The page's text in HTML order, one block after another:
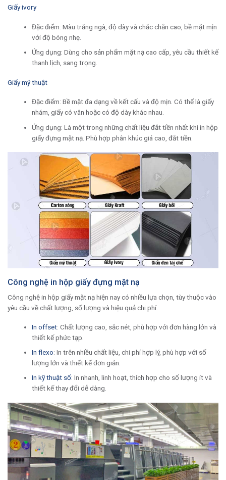
Giấy ivory
Đặc điểm: Màu trắng ngà, độ dày và chắc chắn cao, bề mặt mịn
với độ bóng nhẹ.
Ứng dụng: Dùng cho sản phẩm mặt nạ cao cấp, yêu cầu thiết kế
thanh lịch, sang trọng.
Giấy mỹ thuật
Đặc điểm: Bề mặt đa dạng về kết cấu và độ mịn. Có thể là giấy
nhám, giấy có vân hoặc có độ dày khác nhau.
Ứng dụng: Là một trong những chất liệu đắt tiền nhất khi in hộp
giấy đựng mặt nạ. Phù hợp phân khúc giá cao, đắt tiền.
Công nghệ in hộp giấy đựng mặt nạ
Công nghệ in hộp giấy mặt nạ hiện nay có nhiều lựa chọn, tùy thuộc vào
yêu cầu về chất lượng, số lượng và hiệu quả chi phí.
In offset: Chất lượng cao, sắc nét, phù hợp với đơn hàng lớn và
thiết kế phức tạp.
In flexo: In trên nhiều chất liệu, chi phí hợp lý, phù hợp với số
lượng lớn và thiết kế đơn giản.
In kỹ thuật số: In nhanh, linh hoạt, thích hợp cho số lượng ít và
thiết kế thay đổi dễ dàng.